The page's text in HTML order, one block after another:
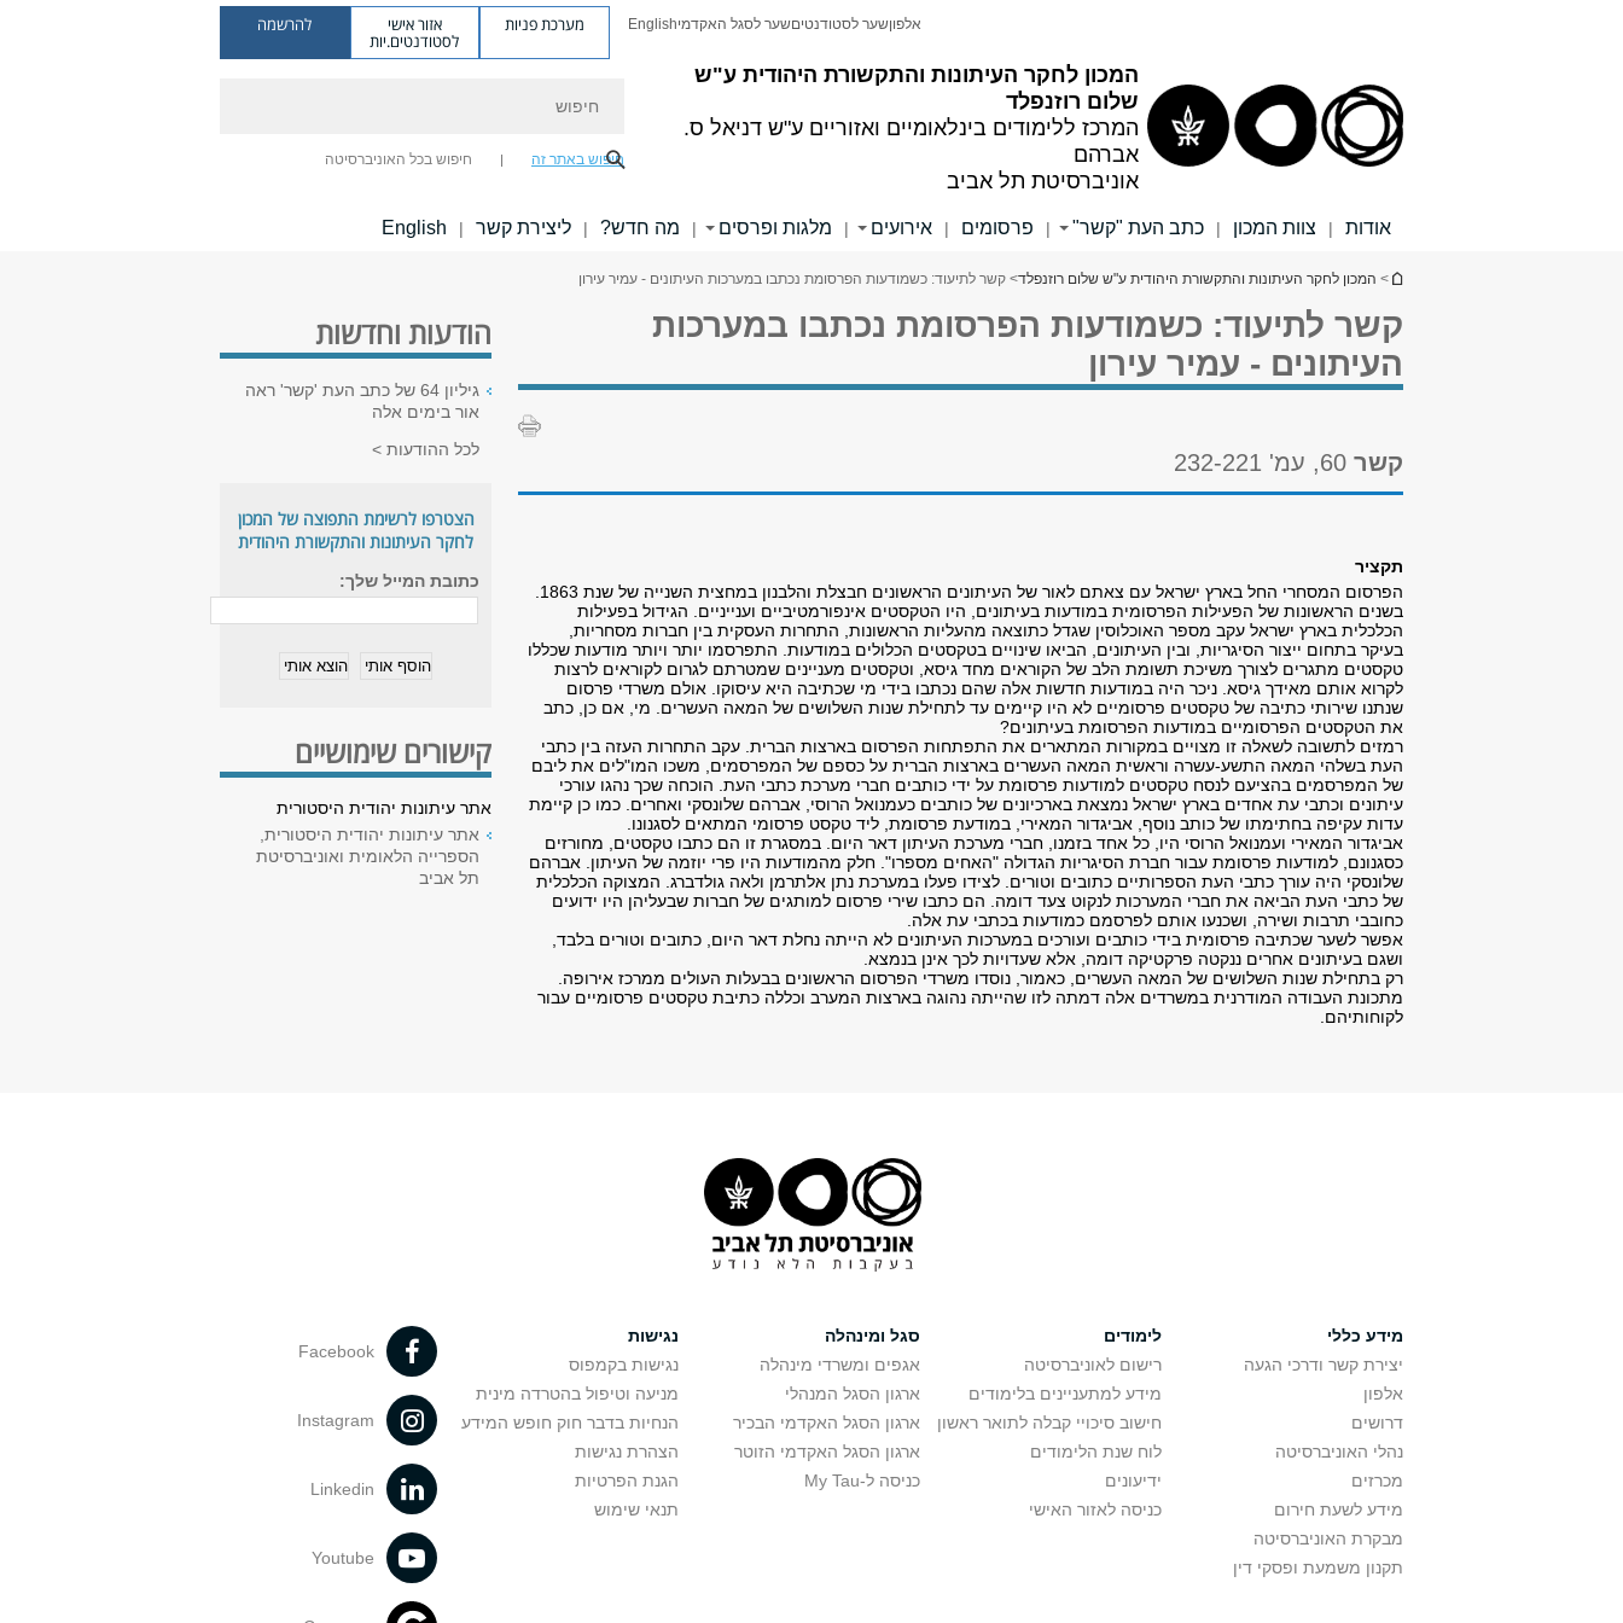
המכון לחקר העיתונות והתקשורת היהודית ע"ש
שלום רוזנפלד
המרכז ללימודים בינלאומיים ואזוריים ע"ש דניאל ס.
אברהם
אוניברסיטת תל אביב
אלפוןשער לסטודנטיםשער לסגל האקדמיEnglish מערכת פניות אזור אישי
לסטודנטים.יות
להרשמה
חיפוש באתר זה חיפוש בכל האוניברסיטה
אודות | צוות המכון | כתב העת "קשר" | פרסומים | אירועים | מלגות ופרסים | מה חדש? | ליצירת קשר |
English
הינך נמצא כאן
> המכון לחקר העיתונות והתקשורת היהודית ע"ש שלום רוזנפלד> קשר לתיעוד: כשמודעות הפרסומת נכתבו במערכות העיתונים - עמיר עירון
קשר לתיעוד: כשמודעות הפרסומת נכתבו במערכות
העיתונים - עמיר עירון
קשר 60, עמ' 232-221
תקציר
בשנים הראשונות של הפעילות הפרסומית במודעות בעיתונים, היו הטקסטים אינפורמטיביים וענייניים. הגידול בפעילות
הכלכלית בארץ ישראל עקב מספר האוכלוסין שגדל כתוצאה מהעליות הראשונות, התחרות העסקית בין חברות מסחריות,
בעיקר בתחום ייצור הסיגריות, ובין העיתונים, הביאו שינויים בטקסטים הכלולים במודעות. התפרסמו יותר ויותר מודעות שכללו
טקסטים מתגרים לצורך משיכת תשומת הלב של הקוראים מחד גיסא, וטקסטים מעניינים שמטרתם לגרום לקוראים לרצות
לקרוא אותם מאידך גיסא. ניכר היה במודעות חדשות אלה שהם נכתבו בידי מי שכתיבה היא עיסוקו. אולם משרדי פרסום
שנתנו שירותי כתיבה של טקסטים פרסומיים לא היו קיימים עד לתחילת שנות השלושים של המאה העשרים. מי, אם כן, כתב
את הטקסטים הפרסומיים במודעות הפרסומת בעיתונים?
רמזים לתשובה לשאלה זו מצויים במקורות המתארים את התפתחות הפרסום בארצות הברית. עקב התחרות העזה בין כתבי
העת בשלהי המאה התשע-עשרה וראשית המאה העשרים בארצות הברית על כספם של המפרסמים, משכו המו"לים את ליבם
של המפרסמים בהציעם לנסח טקסטים למודעות פרסומת על ידי כותבים חברי מערכת כתבי העת. הוכחה שכך נהגו עורכי
עיתונים וכתבי עת אחדים בארץ ישראל נמצאת בארכיונים של כותבים כעמנואל הרוסי, אברהם שלונסקי ואחרים. כמו כן קיימת
עדות עקיפה בחתימתו של כותב נוסף, אביגדור המאירי, במודעת פרסומת, ליד טקסט פרסומי המתאים לסגנונו.
אביגדור המאירי ועמנואל הרוסי היו, כל אחד בזמנו, חברי מערכת העיתון דאר היום. במסגרת זו הם כתבו טקסטים, מחורזים
כסגנונם, למודעות פרסומת עבור חברת הסיגריות הגדולה "האחים מספרו". חלק מהמודעות היו פרי יוזמה של העיתון. אברהם
שלונסקי היה עורך כתבי העת הספרותיים כתובים וטורים. לצידו פעלו במערכת נתן אלתרמן ולאה גולדברג. המצוקה הכלכלית
של כתבי העת הביאה את חברי המערכות לנקוט צעד דומה. הם כתבו שירי פרסום למותגים של חברות שבעליהן היו ידועים
כחובבי תרבות ושירה, ושכנעו אותם לפרסמם כמודעות בכתבי עת אלה.
אפשר לשער שכתיבה פרסומית בידי כותבים ועורכים במערכות העיתונים לא הייתה נחלת דאר היום, כתובים וטורים בלבד,
ושגם בעיתונים אחרים ננקטה פרקטיקה דומה, אלא שעדויות לכך אינן בנמצא.
רק בתחילת שנות השלושים של המאה העשרים, כאמור, נוסדו משרדי הפרסום הראשונים בבעלות העולים ממרכז אירופה.
מתכונת העבודה המודרנית במשרדים אלה דמתה לזו שהייתה נהוגה בארצות המערב וכללה כתיבת טקסטים פרסומיים עבור
לקוחותיהם.
הודעות וחדשות
גיליון 64 של כתב העת 'קשר' ראה
אור בימים אלה
לכל ההודעות
הצטרפו לרשימת התפוצה של המכון
לחקר העיתונות והתקשורת היהודית
כתובת המייל שלך:
קישורים שימושיים
אתר עיתונות יהודית היסטורית
אתר עיתונות יהודית היסטורית,
הספרייה הלאומית ואוניברסיטת
תל אביב
מידע כללי
יצירת קשר ודרכי הגעה
אלפון
דרושים
נהלי האוניברסיטה
מכרזים
מידע לשעת חירום
מבקרת האוניברסיטה
תקנון משמעת ופסקי דין
לימודים
רישום לאוניברסיטה
מידע למתעניינים בלימודים
חישוב סיכויי קבלה לתואר ראשון
לוח שנת הלימודים
ידיעונים
כניסה לאזור האישי
סגל ומינהלה
אגפים ומשרדי מינהלה
ארגון הסגל המנהלי
ארגון הסגל האקדמי הבכיר
ארגון הסגל האקדמי הזוטר
כניסה ל-My Tau
נגישות
נגישות בקמפוס
מניעה וטיפול בהטרדה מינית
הנחיות בדבר חוק חופש המידע
הצהרת נגישות
הגנת הפרטיות
תנאי שימוש
Facebook
Instagram
Linkedin
Youtube